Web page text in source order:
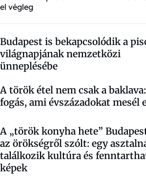
el végleg
Budapest is bekapcsolódik a
világnapjának nemzetközi
ünneplésébe
A török étel nem csak a
fogás, ami évszázadokat mesél
A „török konyha hete”
az örökségről szólt: egy
találkozik kultúra és
képek